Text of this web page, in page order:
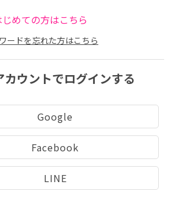
じめての方はこちら
ードを忘れた方はこちら
カウントでログインする
Google
Facebook
LINE